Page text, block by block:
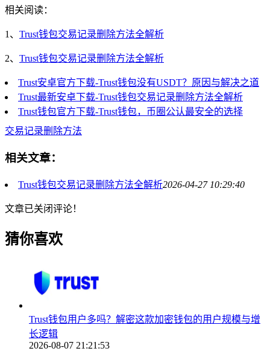
相关阅读：
1、 Trust钱包交易记录删除方法全解析
2、 Trust钱包交易记录删除方法全解析
Trust安卓官方下载-Trust钱包没有USDT？原因与解决之道
Trust最新安卓下载-Trust钱包交易记录删除方法全解析
Trust钱包官方下载-Trust钱包，币圈公认最安全的选择
交易记录删除方法
相关文章：
Trust钱包交易记录删除方法全解析2026-04-27 10:29:40
文章已关闭评论！
猜你喜欢
Trust钱包用户多吗？解密这款加密钱包的用户规模与增
长逻辑
2026-08-07 21:21:53